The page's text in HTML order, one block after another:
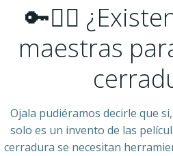
🔑🧙‍♂️
maestras
Ojala pudiéramos decirle que
solo es un invento de las
cerradura se necesitan